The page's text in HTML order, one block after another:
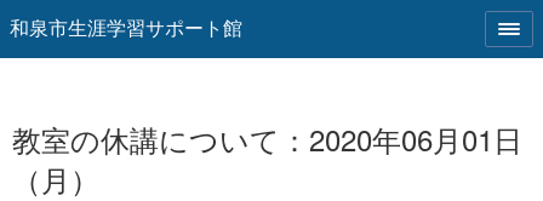
和泉市生涯学習サポート館
教室の休講について：2020年06月01日
（月）